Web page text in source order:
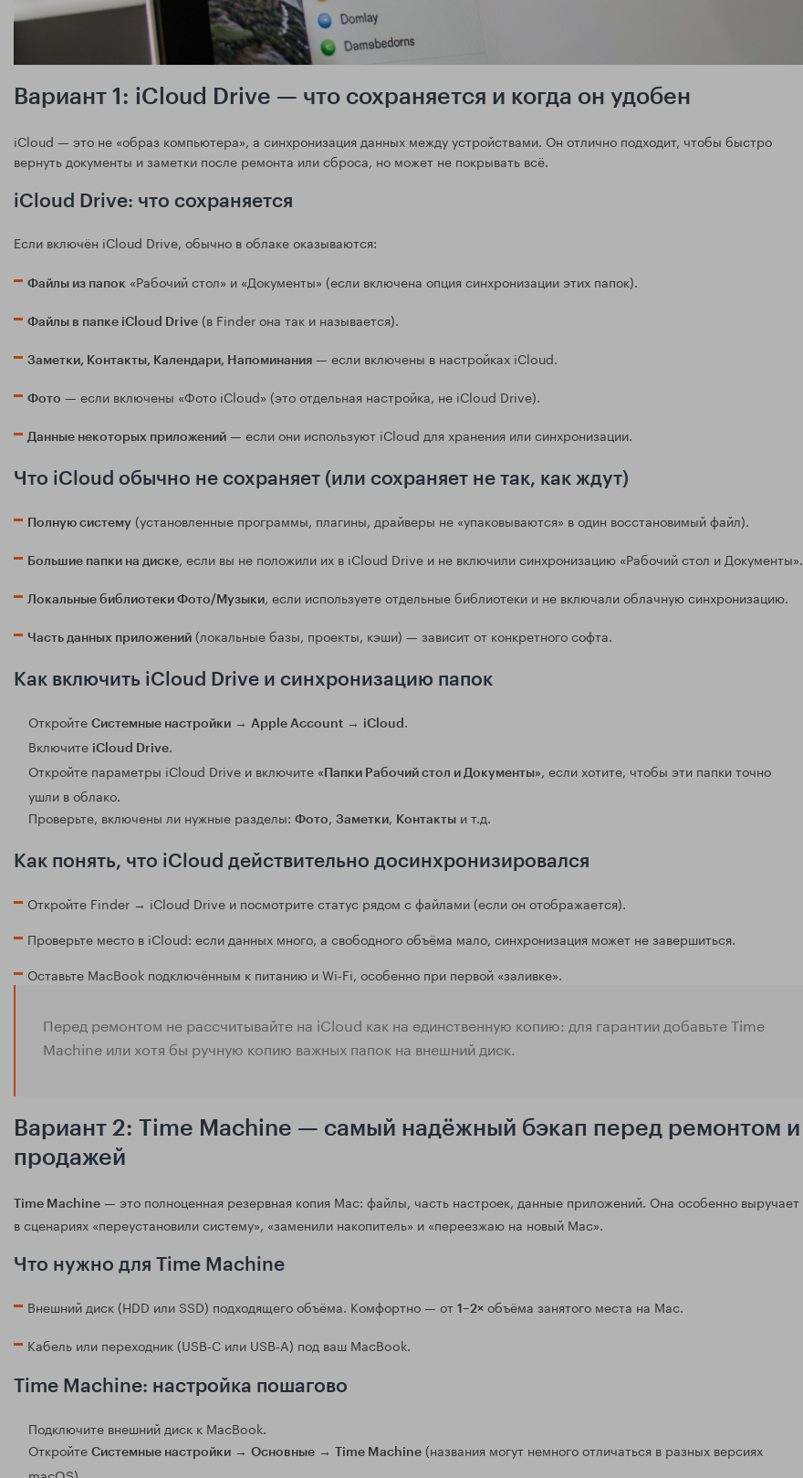
Вариант 1: iCloud Drive — что сохраняется и когда он удобен
iCloud — это не «образ компьютера», а синхронизация данных между устройствами. Он отлично подходит, чтобы быстро
вернуть документы и заметки после ремонта или сброса, но может не покрывать всё.
iCloud Drive: что сохраняется
Если включён iCloud Drive, обычно в облаке оказываются:
Файлы из папок «Рабочий стол» и «Документы» (если включена опция синхронизации этих папок).
Файлы в папке iCloud Drive (в Finder она так и называется).
Заметки, Контакты, Календари, Напоминания — если включены в настройках iCloud.
Фото — если включены «Фото iCloud» (это отдельная настройка, не iCloud Drive).
Данные некоторых приложений — если они используют iCloud для хранения или синхронизации.
Что iCloud обычно не сохраняет (или сохраняет не так, как ждут)
Полную систему (установленные программы, плагины, драйверы не «упаковываются» в один восстановимый файл).
Большие папки на диске, если вы не положили их в iCloud Drive и не включили синхронизацию «Рабочий стол и Документы».
Локальные библиотеки Фото/Музыки, если используете отдельные библиотеки и не включали облачную синхронизацию.
Часть данных приложений (локальные базы, проекты, кэши) — зависит от конкретного софта.
Как включить iCloud Drive и синхронизацию папок
Откройте Системные настройки → Apple Account → iCloud .
Включите iCloud Drive.
Откройте параметры iCloud Drive и включите «Папки Рабочий стол и Документы», если хотите, чтобы эти папки точно
ушли в облако.
Проверьте, включены ли нужные разделы: Фото, Заметки, Контакты и т.д.
Как понять, что iCloud действительно досинхронизировался
Откройте Finder → iCloud Drive и посмотрите статус рядом с файлами (если он отображается).
Проверьте место в iCloud: если данных много, а свободного объёма мало, синхронизация может не завершиться.
Оставьте MacBook подключённым к питанию и Wi‑Fi, особенно при первой «заливке».
Перед ремонтом не рассчитывайте на iCloud как на единственную копию: для гарантии добавьте Time
Machine или хотя бы ручную копию важных папок на внешний диск.
Вариант 2: Time Machine — самый надёжный бэкап перед ремонтом и
продажей
Time Machine — это полноценная резервная копия Mac: файлы, часть настроек, данные приложений. Она особенно выручает
в сценариях «переустановили систему», «заменили накопитель» и «переезжаю на новый Mac».
Что нужно для Time Machine
Внешний диск (HDD или SSD) подходящего объёма. Комфортно — от 1–2× объёма занятого места на Mac.
Кабель или переходник (USB‑C или USB‑A) под ваш MacBook.
Time Machine: настройка пошагово
Подключите внешний диск к MacBook.
Откройте Системные настройки → Основные → Time Machine (названия могут немного отличаться в разных версиях